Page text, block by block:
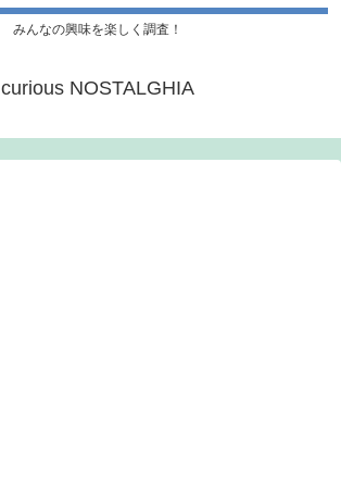
みんなの興味を楽しく調査！
curious NOSTALGHIA